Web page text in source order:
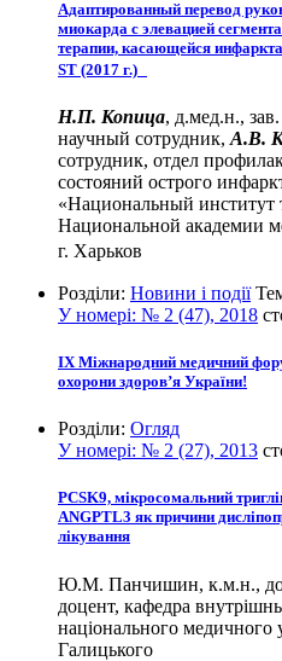
Адаптированный перевод
миокарда с элевацией
терапии, касающейся
ST (2017 г.)
Н.П. Копица, д.мед.н.,
научный сотрудник, А.В.
сотрудник, отдел
состояний острого
«Национальный
Национальной академии
г. Харьков
Розділи: Новини і події
У номері: № 2 (47), 2018
ІХ Міжнародний медичний
охорони здоров’я України!
Розділи: Огляд
У номері: № 2 (27), 2013
PCSK9, мікросомальний
ANGPTL3 як причини
лікування
Ю.М. Панчишин, к.м.н.,
доцент, кафедра
національного медичного
Галицького